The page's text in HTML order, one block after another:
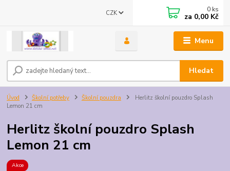
Menu
CZK
Hledat
0 ks
za 0,00 Kč
Úvod Školní potřeby Školní pouzdra
Herlitz školní pouzdro Splash
Lemon 21 cm
Herlitz školní pouzdro Splash
Lemon 21 cm
Akce